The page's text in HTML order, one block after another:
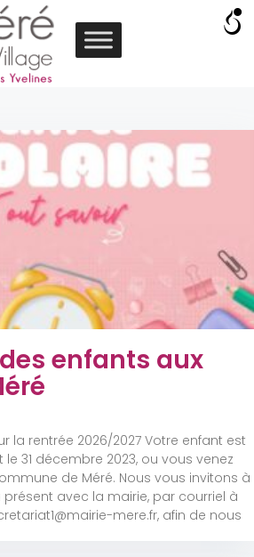
enfants aux
la rentrée 2026/2027 Votre enfant est
le 31 décembre 2023, ou vous venez
de Méré. Nous vous invitons à
avec la mairie, par courriel à
mere.fr, afin de nous